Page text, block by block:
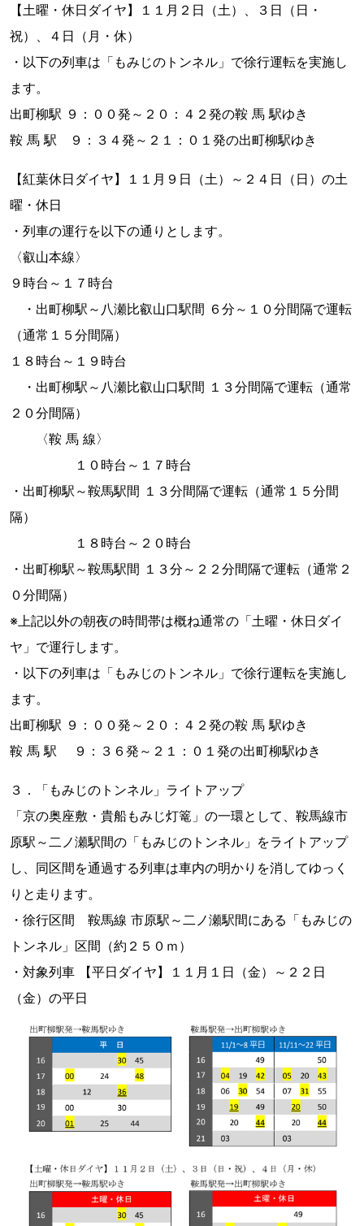
【土曜・休日ダイヤ】１１月２日（土）、３日（日・
祝）、４日（月・休）
・以下の列車は「もみじのトンネル」で徐行運転を実施し
ます。
出町柳駅 ９：００発～２０：４２発の鞍 馬 駅ゆき
鞍 馬 駅 ９：３４発～２１：０１発の出町柳駅ゆき
【紅葉休日ダイヤ】１１月９日（土）～２４日（日）の土
曜・休日
・列車の運行を以下の通りとします。
〈叡山本線〉
９時台～１７時台
・出町柳駅～八瀬比叡山口駅間 ６分～１０分間隔で運転
（通常１５分間隔）
１８時台～１９時台
・出町柳駅～八瀬比叡山口駅間 １３分間隔で運転（通常
２０分間隔）
〈鞍 馬 線〉
１０時台～１７時台
・出町柳駅～鞍馬駅間 １３分間隔で運転（通常１５分間
隔）
１８時台～２０時台
・出町柳駅～鞍馬駅間 １３分～２２分間隔で運転（通常２
０分間隔）
※上記以外の朝夜の時間帯は概ね通常の「土曜・休日ダイ
ヤ」で運行します。
・以下の列車は「もみじのトンネル」で徐行運転を実施し
ます。
出町柳駅 ９：００発～２０：４２発の鞍 馬 駅ゆき
鞍 馬 駅 ９：３６発～２１：０１発の出町柳駅ゆき
３．「もみじのトンネル」ライトアップ
「京の奥座敷・貴船もみじ灯篭」の一環として、鞍馬線市
原駅～二ノ瀬駅間の「もみじのトンネル」をライトアップ
し、同区間を通過する列車は車内の明かりを消してゆっく
りと走ります。
・徐行区間 鞍馬線 市原駅～二ノ瀬駅間にある「もみじの
トンネル」区間（約２５０ｍ）
・対象列車 【平日ダイヤ】１１月１日（金）～２２日
（金）の平日